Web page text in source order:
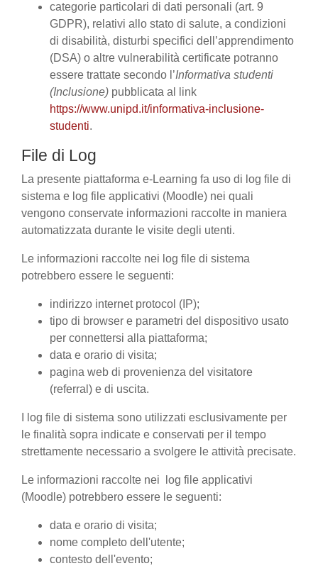
categorie particolari di dati personali (art. 9
GDPR), relativi allo stato di salute, a condizioni
di disabilità, disturbi specifici dell’apprendimento
(DSA) o altre vulnerabilità certificate potranno
essere trattate secondo l’Informativa studenti
(Inclusione) pubblicata al link
https://www.unipd.it/informativa-inclusione-
studenti.
File di Log
La presente piattaforma e-Learning fa uso di log file di
sistema e log file applicativi (Moodle) nei quali
vengono conservate informazioni raccolte in maniera
automatizzata durante le visite degli utenti.
Le informazioni raccolte nei log file di sistema
potrebbero essere le seguenti:
indirizzo internet protocol (IP);
tipo di browser e parametri del dispositivo usato
per connettersi alla piattaforma;
data e orario di visita;
pagina web di provenienza del visitatore
(referral) e di uscita.
I log file di sistema sono utilizzati esclusivamente per
le finalità sopra indicate e conservati per il tempo
strettamente necessario a svolgere le attività precisate.
Le informazioni raccolte nei log file applicativi
(Moodle) potrebbero essere le seguenti:
data e orario di visita;
nome completo dell'utente;
contesto dell'evento;